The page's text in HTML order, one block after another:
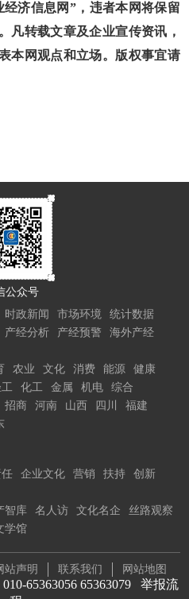
济信息网”，违者本网将保留
凡转载文章及企业宣传资讯，
本网观点和立场。版权事宜请
公众号
时政新闻 市场环境
统计数据
产经分析 产经预警
海外产经
农业 文化 消费 能源
健康
化工 金属 机电
综合
招商 河南 山西 四川
福建
企业文化 营销 扶持
创新
智库 名人访 文化名企
丝路观察
学馆
站声明 联系我们 网站地图
65363056 65363079 举报流